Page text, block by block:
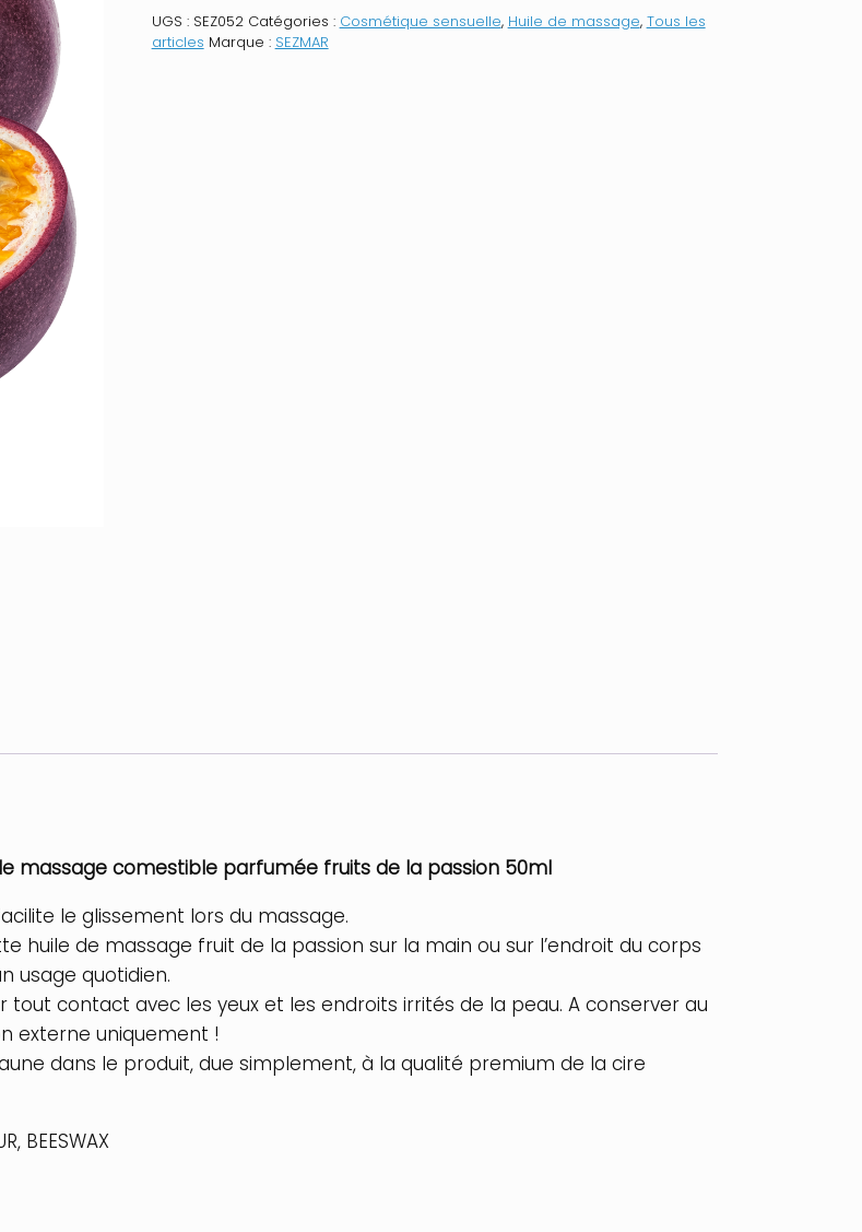
massage
comestible
UGS : SEZ052 Catégories : Cosmétique sensuelle, Huile de massage, Tous les
articles Marque : SEZMAR
massage comestible parfumée fruits de la passion 50ml
le glissement lors du massage.
huile de massage fruit de la passion sur la main ou sur l’endroit du corps
usage quotidien.
tout contact avec les yeux et les endroits irrités de la peau. A conserver au
externe uniquement !
dans le produit, due simplement, à la qualité premium de la cire
BEESWAX